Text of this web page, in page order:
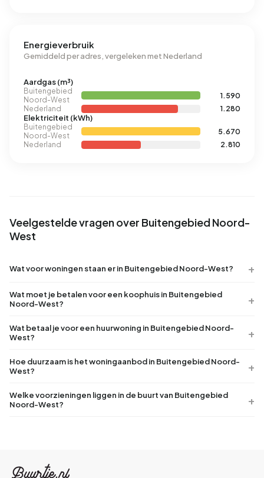
Energieverbruik
Gemiddeld per adres, vergeleken met Nederland
Aardgas (m³)
Buitengebied
Noord-West
1.590
Nederland
1.280
Elektriciteit (kWh)
Buitengebied
Noord-West
5.670
Nederland
2.810
Veelgestelde vragen over Buitengebied Noord-
West
Wat voor woningen staan er in Buitengebied Noord-West?
Wat moet je betalen voor een koophuis in Buitengebied
Noord-West?
Wat betaal je voor een huurwoning in Buitengebied Noord-
West?
Hoe duurzaam is het woningaanbod in Buitengebied Noord-
West?
Welke voorzieningen liggen in de buurt van Buitengebied
Noord-West?